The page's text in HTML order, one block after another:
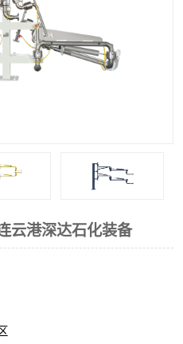
云港深达石化装备
汽车鹤管